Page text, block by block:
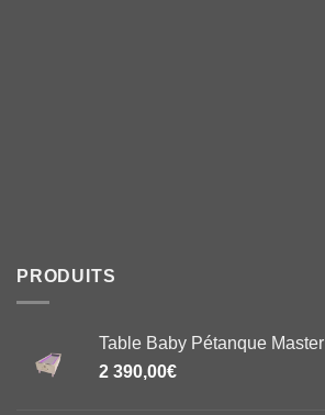
PRODUITS
Table Baby Pétanque Master
2 390,00€